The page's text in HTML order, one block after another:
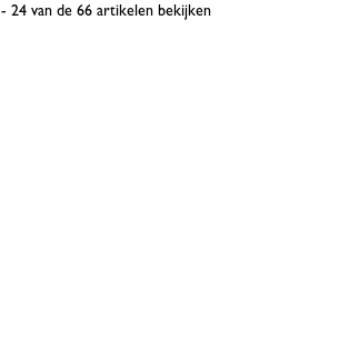
- 24 van de 66 artikelen bekijken